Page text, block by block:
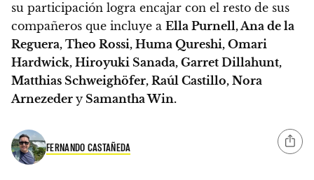
su participación logra encajar con el resto de sus
compañeros que incluye a Ella Purnell, Ana de la
Reguera, Theo Rossi, Huma Qureshi, Omari
Hardwick, Hiroyuki Sanada, Garret Dillahunt,
Matthias Schweighöfer, Raúl Castillo, Nora
Arnezeder y Samantha Win.
FERNANDO CASTAÑEDA